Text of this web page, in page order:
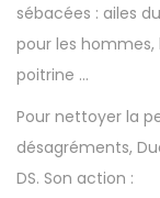
sébacées : ailes
pour les
poitrine …
Pour nettoyer la
désagréments,
DS. Son action :